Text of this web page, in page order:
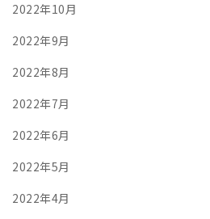
2022年10月
2022年9月
2022年8月
2022年7月
2022年6月
2022年5月
2022年4月